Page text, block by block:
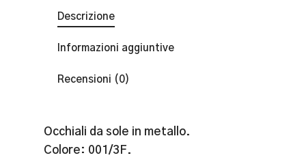
Descrizione
Informazioni aggiuntive
Recensioni (0)
Occhiali da sole in metallo.
Colore: 001/3F.